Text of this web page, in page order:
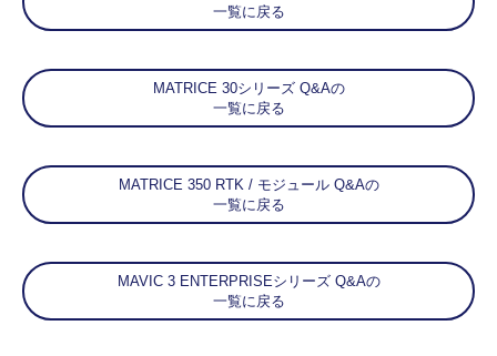
一覧に戻る
MATRICE 30シリーズ Q&Aの
一覧に戻る
MATRICE 350 RTK / モジュール Q&Aの
一覧に戻る
MAVIC 3 ENTERPRISEシリーズ Q&Aの
一覧に戻る